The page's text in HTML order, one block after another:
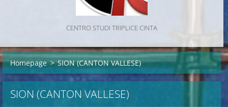
CENTRO STUDI TRIPLICE CINTA
Homepage > SION (CANTON VALLESE)
SION (CANTON VALLESE)